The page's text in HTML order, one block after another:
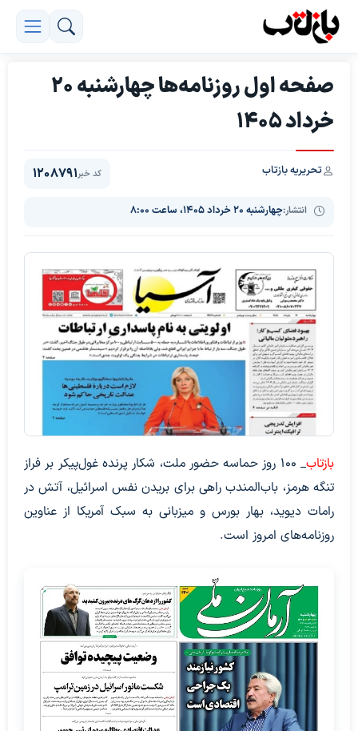
صفحه اول روزنامه‌ها چهارشنبه 20
خرداد 1405
تحریریه بازتاب
انتشار:چهارشنبه ۲۰ خرداد ۱۴۰۵، ساعت ۸:۰۰
کد خبر1208791
بازتاب
_ ۱۰۰ روز حماسه حضور ملت، شکار پرنده غول‌پیکر بر فراز
تنگه هرمز، باب‌المندب راهی برای بریدن نفس اسرائیل، آتش در
رامات دیوید، بهار بورس و میزبانی به سبک آمریکا از عناوین
روزنامه‌های امروز است.